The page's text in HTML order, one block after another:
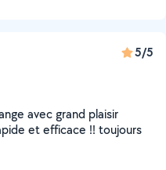
5/5
avec grand plaisir
et efficace !! toujours